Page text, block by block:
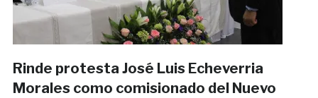
Rinde protesta José Luis Echeverria
Morales como comisionado del Nuevo